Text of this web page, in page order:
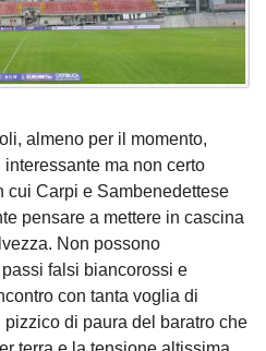
almeno per il momento,
ma non certo
cui Carpi e Sambenedettese
pensare a mettere in cascina
Non possono
falsi biancorossi e
con tanta voglia di
di paura del baratro che